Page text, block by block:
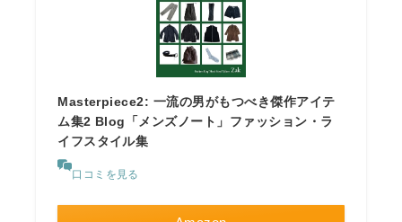
Masterpiece2: 一流の男がもつべき傑作アイテ
ム集2 Blog「メンズノート」ファッション・ラ
イフスタイル集
口コミを見る